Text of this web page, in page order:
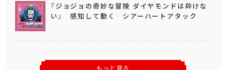
『ジョジョの奇妙な冒険 ダイヤモンドは砕けな
い』 感知して動く シアーハートアタック
もっと見る